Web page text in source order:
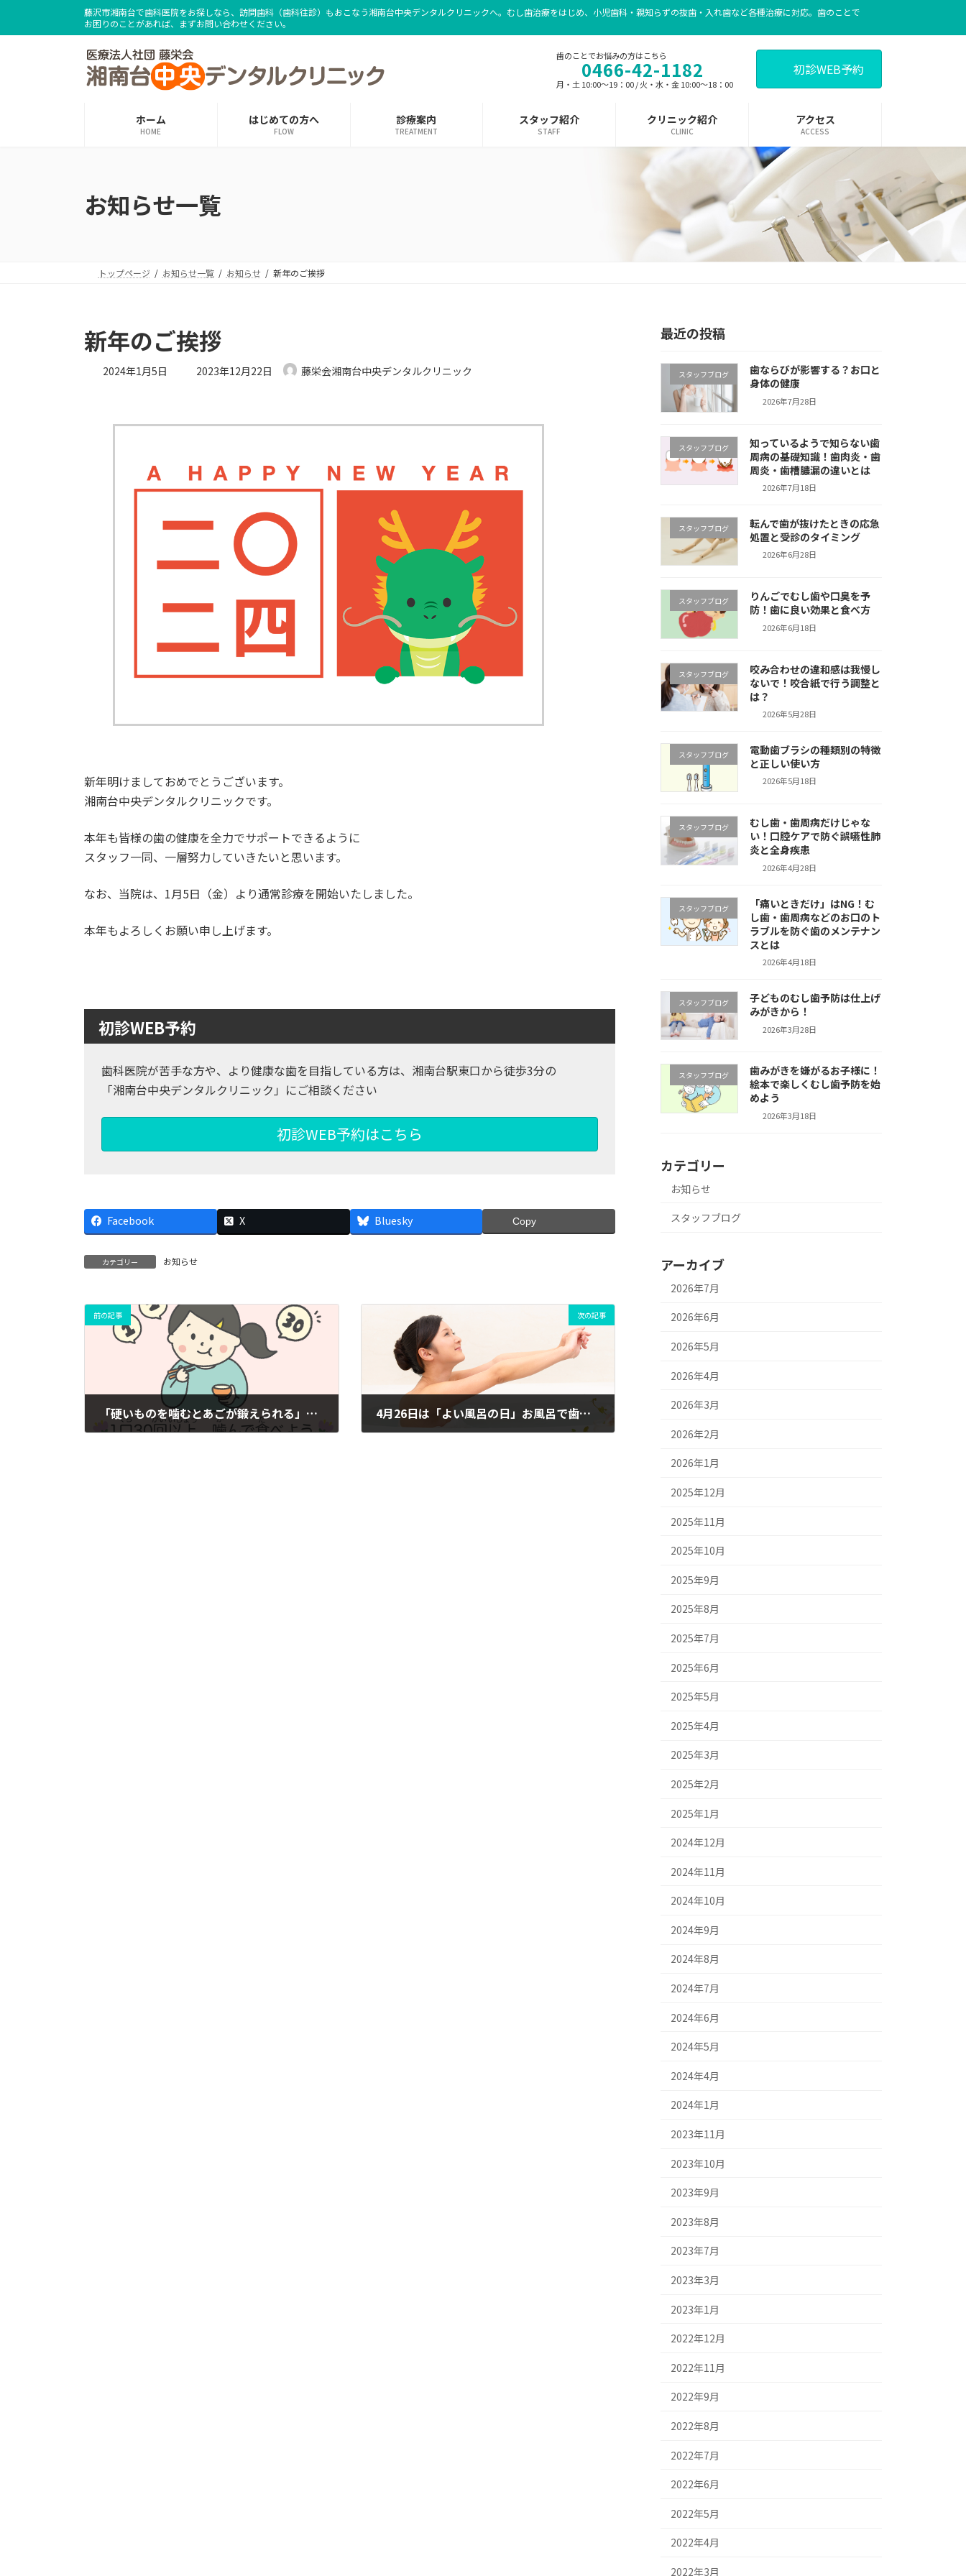
藤沢市湘南台で歯科医院をお探しなら、訪問歯科（歯科往診）もおこなう湘南台中央デンタルクリニックへ。むし歯治療をはじめ、小児歯科・親知らずの抜歯・入れ歯など各種治療に対応。歯のことで
お困りのことがあれば、まずお問い合わせください。
歯のことでお悩みの方はこちら
0466-42-1182
月・土 10:00～19：00 / 火・水・金 10:00～18：00
初診WEB予約
ホーム
HOME
はじめての方へ
FLOW
診療案内
TREATMENT
スタッフ紹介
STAFF
クリニック紹介
CLINIC
アクセス
ACCESS
お知らせ一覧
トップページ お知らせ一覧 お知らせ 新年のご挨拶
新年のご挨拶
2024年1月5日
最
日
2023年12月22日 藤栄会湘南台中央デンタルクリニック
新年明けましておめでとうございます。
湘南台中央デンタルクリニックです。
本年も皆様の歯の健康を全力でサポートできるように
スタッフ一同、一層努力していきたいと思います。
なお、当院は、1月5日（金）より通常診療を開始いたしました。
本年もよろしくお願い申し上げます。
初診WEB予約
歯科医院が苦手な方や、より健康な歯を目指している方は、湘南台駅東口から徒歩3分の
「湘南台中央デンタルクリニック」にご相談ください
初診WEB予約はこちら
Facebook X Bluesky Copy
カテゴリー お知らせ
前の記事
「硬いものを噛むとあごが鍛えられる」って本当？
次の記事
4月26日は「よい風呂の日」お風呂で歯みがきのススメ
最近の投稿
スタッフブログ
歯ならびが影響する？お口と
身体の健康
2026年7月28日
スタッフブログ
知っているようで知らない歯
周病の基礎知識！歯肉炎・歯
周炎・歯槽膿漏の違いとは
2026年7月18日
スタッフブログ
転んで歯が抜けたときの応急
処置と受診のタイミング
2026年6月28日
スタッフブログ
りんごでむし歯や口臭を予
防！歯に良い効果と食べ方
2026年6月18日
スタッフブログ
咬み合わせの違和感は我慢し
ないで！咬合紙で行う調整と
は？
2026年5月28日
スタッフブログ
電動歯ブラシの種類別の特徴
と正しい使い方
2026年5月18日
スタッフブログ
むし歯・歯周病だけじゃな
い！口腔ケアで防ぐ誤嚥性肺
炎と全身疾患
2026年4月28日
スタッフブログ
「痛いときだけ」はNG！む
し歯・歯周病などのお口のト
ラブルを防ぐ歯のメンテナン
スとは
2026年4月18日
スタッフブログ
子どものむし歯予防は仕上げ
みがきから！
2026年3月28日
スタッフブログ
歯みがきを嫌がるお子様に！
絵本で楽しくむし歯予防を始
めよう
2026年3月18日
カテゴリー
お知らせ
スタッフブログ
アーカイブ
2026年7月
2026年6月
2026年5月
2026年4月
2026年3月
2026年2月
2026年1月
2025年12月
2025年11月
2025年10月
2025年9月
2025年8月
2025年7月
2025年6月
2025年5月
2025年4月
2025年3月
2025年2月
2025年1月
2024年12月
2024年11月
2024年10月
2024年9月
2024年8月
2024年7月
2024年6月
2024年5月
2024年4月
2024年1月
2023年11月
2023年10月
2023年9月
2023年8月
2023年7月
2023年3月
2023年1月
2022年12月
2022年11月
2022年9月
2022年8月
2022年7月
2022年6月
2022年5月
2022年4月
2022年3月